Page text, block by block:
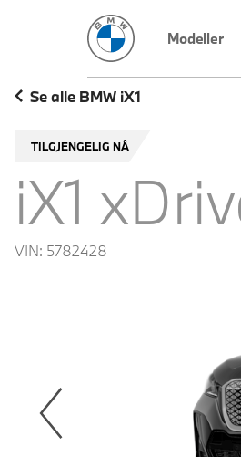
BMW Norge
Modeller
Se alle BMW iX1
TILGJENGELIG NÅ
iX1
VIN: 5782428